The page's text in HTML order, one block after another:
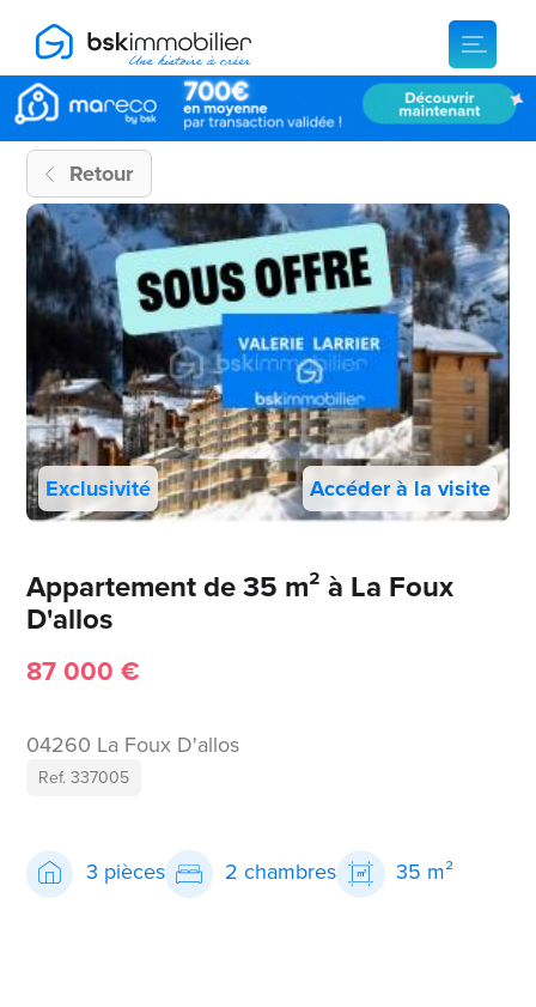
Retour
Exclusivité Accéder à la visite
Appartement de 35 m² à La Foux
D'allos
87 000 €
04260 La Foux D'allos
Ref. 337005
3 pièces 2 chambres 35 m²